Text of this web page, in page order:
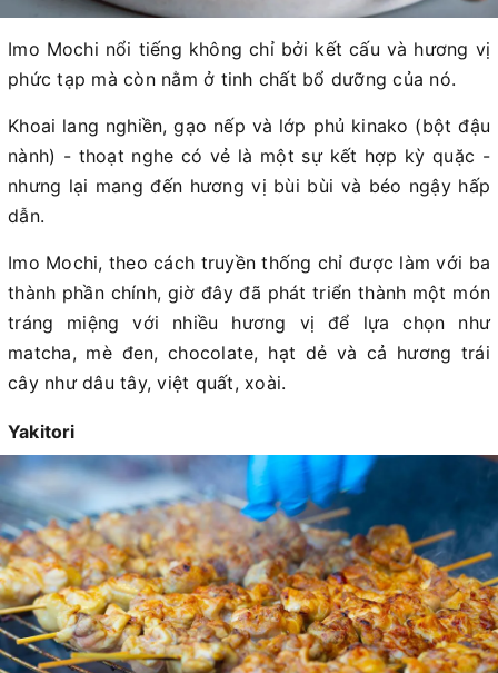
Imo Mochi nổi tiếng không chỉ bởi kết cấu và hương vị
phức tạp mà còn nằm ở tinh chất bổ dưỡng của nó.
Khoai lang nghiền, gạo nếp và lớp phủ kinako (bột đậu
nành) - thoạt nghe có vẻ là một sự kết hợp kỳ quặc -
nhưng lại mang đến hương vị bùi bùi và béo ngậy hấp
dẫn.
Imo Mochi, theo cách truyền thống chỉ được làm với ba
thành phần chính, giờ đây đã phát triển thành một món
tráng miệng với nhiều hương vị để lựa chọn như
matcha, mè đen, chocolate, hạt dẻ và cả hương trái
cây như dâu tây, việt quất, xoài.
Yakitori